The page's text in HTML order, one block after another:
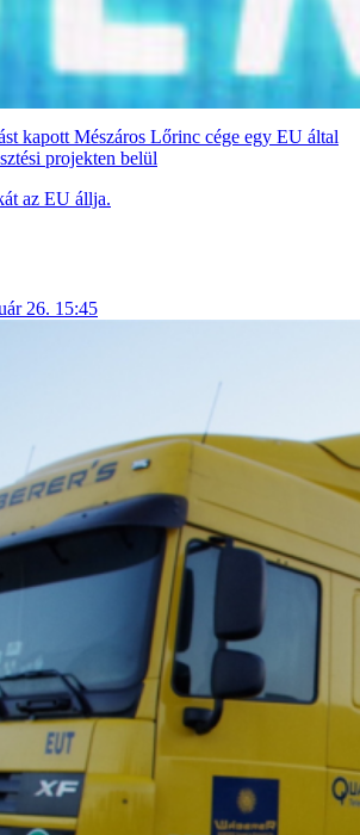
kapott Mészáros Lőrinc cége egy EU által
projekten belül
az EU állja.
26. 15:45